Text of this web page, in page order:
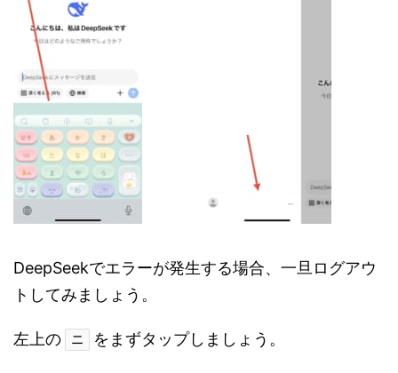
DeepSeekでエラーが発生する場合、一旦ログアウ
トしてみましょう。
左上の 二 をまずタップしましょう。